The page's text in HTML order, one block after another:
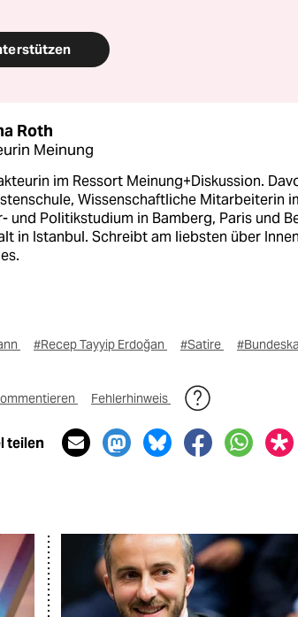
Roth
Meinung
im Ressort Meinung+Diskussion.
Wissenschaftliche Mitarbeiterin
und Politikstudium in Bamberg, Paris und
in Istanbul. Schreibt am liebsten über
#Recep Tayyip Erdoğan #Satire
Fehlerhinweis
teilen